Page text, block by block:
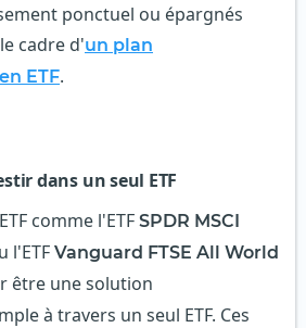
ponctuel ou épargnés
cadre d'un plan
ETF.
dans un seul ETF
comme l'ETF SPDR MSCI
l'ETF Vanguard FTSE All World
être une solution
à travers un seul ETF. Ces